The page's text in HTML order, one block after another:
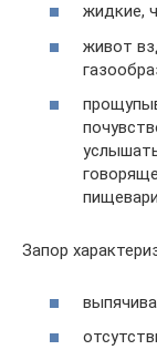
жидкие,
живот
Запор